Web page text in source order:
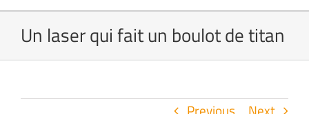
Un laser qui fait un boulot de titan
Previous Next